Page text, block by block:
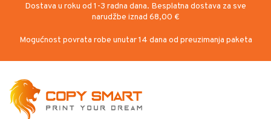
Dostava u roku od 1-3 radna dana. Besplatna dostava za sve
narudžbe iznad 68,00 €
Mogućnost povrata robe unutar 14 dana od preuzimanja paketa